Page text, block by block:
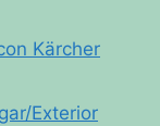
Kärcher
Exterior